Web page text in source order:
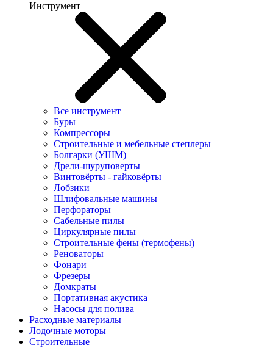
Инструмент
Все инструмент
Буры
Компрессоры
Строительные и мебельные степлеры
Болгарки (УШМ)
Дрели-шуруповерты
Винтовёрты - гайковёрты
Лобзики
Шлифовальные машины
Перфораторы
Сабельные пилы
Циркулярные пилы
Строительные фены (термофены)
Реноваторы
Фонари
Фрезеры
Домкраты
Портативная акустика
Насосы для полива
Расходные материалы
Лодочные моторы
Строительные